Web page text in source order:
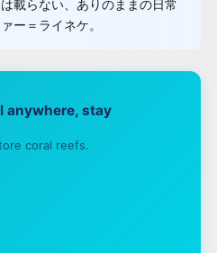
載らない、ありのままの日常
ー＝ライネケ。
anywhere, stay
coral reefs.